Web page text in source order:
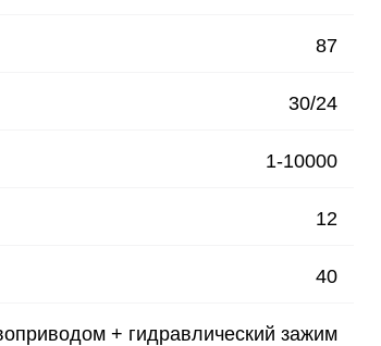
87
30/24
1-10000
12
40
+ гидравлический зажим